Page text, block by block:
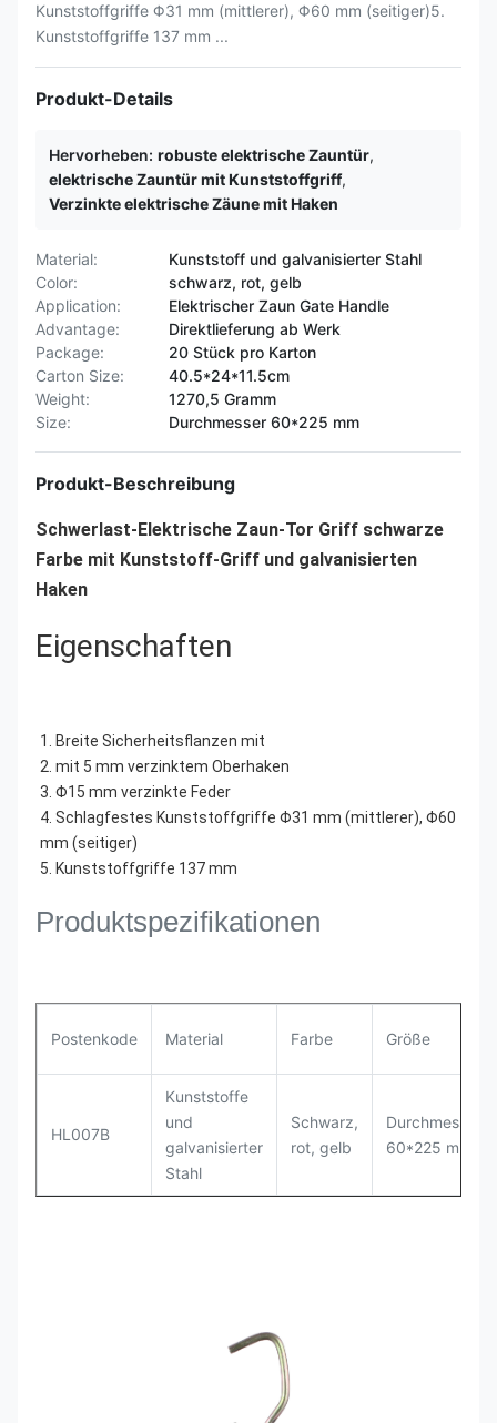
Kunststoffgriffe Φ31 mm (mittlerer), Φ60 mm (seitiger)5.
Kunststoffgriffe 137 mm ...
Produkt-Details
Hervorheben: robuste elektrische Zauntür,
elektrische Zauntür mit Kunststoffgriff,
Verzinkte elektrische Zäune mit Haken
Material:
Kunststoff und galvanisierter Stahl
Color:
schwarz, rot, gelb
Application:
Elektrischer Zaun Gate Handle
Advantage:
Direktlieferung ab Werk
Package:
20 Stück pro Karton
Carton Size:
40.5*24*11.5cm
Weight:
1270,5 Gramm
Size:
Durchmesser 60*225 mm
Produkt-Beschreibung
Schwerlast-Elektrische Zaun-Tor Griff schwarze
Farbe mit Kunststoff-Griff und galvanisierten
Haken
Eigenschaften
1. Breite Sicherheitsflanzen mit
2. mit 5 mm verzinktem Oberhaken
3. Φ15 mm verzinkte Feder
4. Schlagfestes Kunststoffgriffe Φ31 mm (mittlerer), Φ60
mm (seitiger)
5. Kunststoffgriffe 137 mm
Produktspezifikationen
Postenkode Material Farbe Größe
HL007B
Kunststoffe
und
galvanisierter
Stahl
Schwarz,
rot, gelb
Durchmesser
60*225 mm